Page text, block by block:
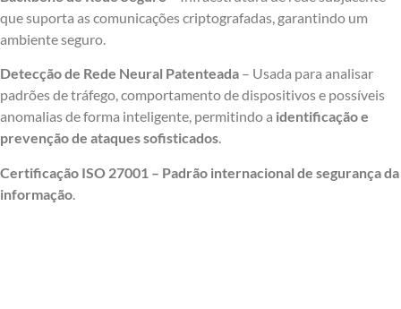
que suporta as comunicações criptografadas, garantindo um
ambiente seguro.
Detecção de Rede Neural Patenteada – Usada para analisar
padrões de tráfego, comportamento de dispositivos e possíveis
anomalias de forma inteligente, permitindo a identificação e
prevenção de ataques sofisticados.
Certificação ISO 27001 – Padrão internacional de segurança da
informação